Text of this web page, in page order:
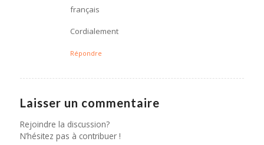
français
Cordialement
Répondre
Laisser un commentaire
Rejoindre la discussion?
N’hésitez pas à contribuer !